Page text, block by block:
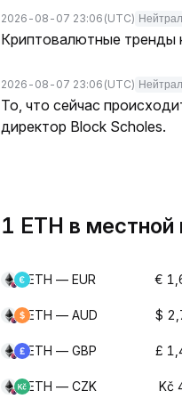
2026-08-07 23:06 (UTC)
Криптовалютные тренды
2026-08-07 23:06 (UTC)
То, что сейчас
директор Block Scholes.
1 ETH в
ETH — EUR €
ETH — AUD $
ETH — GBP £
ETH — CZK Kč